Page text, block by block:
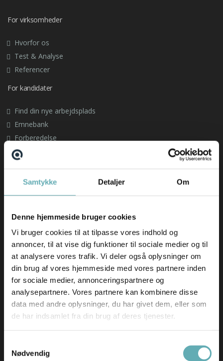
Samtykke Detaljer Om
Denne hjemmeside bruger cookies
Vi bruger cookies til at tilpasse vores indhold og
annoncer, til at vise dig funktioner til sociale medier og til
at analysere vores trafik. Vi deler også oplysninger om
din brug af vores hjemmeside med vores partnere inden
for sociale medier, annonceringspartnere og
analysepartnere. Vores partnere kan kombinere disse
data med andre oplysninger, du har givet dem, eller som
de har indsamlet fra din brug af deres tjenester.
Nødvendig
For virksomheder
Hvorfor os
Test & Analyse
Referencer
For kandidater
Find din nye arbejdsplads
Emnebank
Forberedelse
Om os
Find din nye arbejdsplads
Emnebank
Hav en fantastisk sommer(ferie) ☀️
AI-revolutionen er allerede sket – i hvert fald i
softwarebranchen
Skift i typen af rekrutteringsopgaver vi får ind
Nyeste ledige stillinger
German-speaking IT Supporter